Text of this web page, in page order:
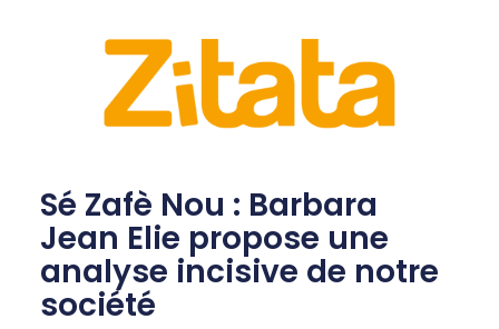
Sé Zafè Nou : Barbara
Jean Elie propose une
analyse incisive de notre
société